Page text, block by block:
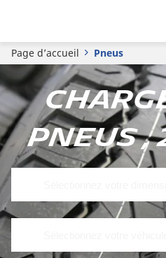
Page d’accueil Pneus
pneus ,